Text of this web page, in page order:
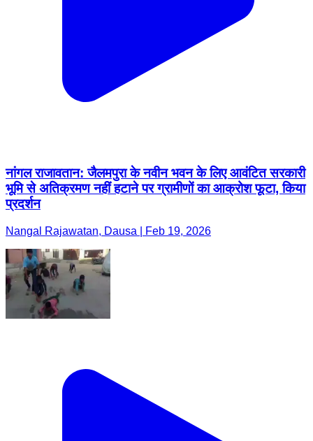
नांगल राजावतान: जैलमपुरा के नवीन भवन के लिए आवंटित सरकारी
भूमि से अतिक्रमण नहीं हटाने पर ग्रामीणों का आक्रोश फूटा, किया
प्रदर्शन
Nangal Rajawatan, Dausa | Feb 19, 2026